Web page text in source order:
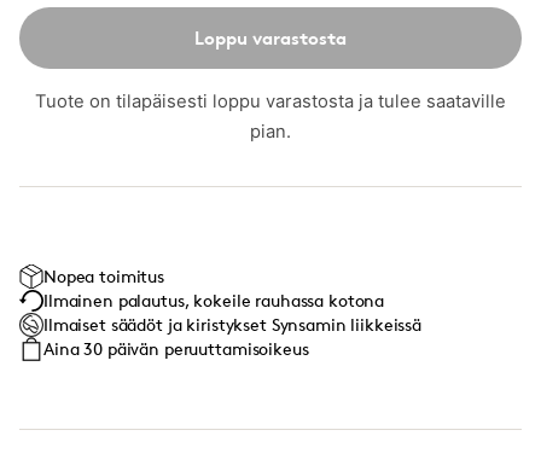
Loppu varastosta
Tuote on tilapäisesti loppu varastosta ja tulee saataville
pian.
Nopea toimitus
Ilmainen palautus, kokeile rauhassa kotona
Ilmaiset säädöt ja kiristykset Synsamin liikkeissä
Aina 30 päivän peruuttamisoikeus